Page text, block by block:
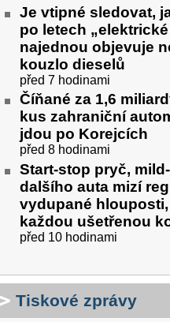
Je vtipné sledovat,
po letech
najednou objevuje
kouzlo dieselů
před 7 hodinami
Číňané za 1,6
kus zahraniční
jdou po Korejcích
před 8 hodinami
Start-stop pryč,
dalšího auta mizí
vydupané
každou ušetřenou
před 10 hodinami
Tiskové zprávy